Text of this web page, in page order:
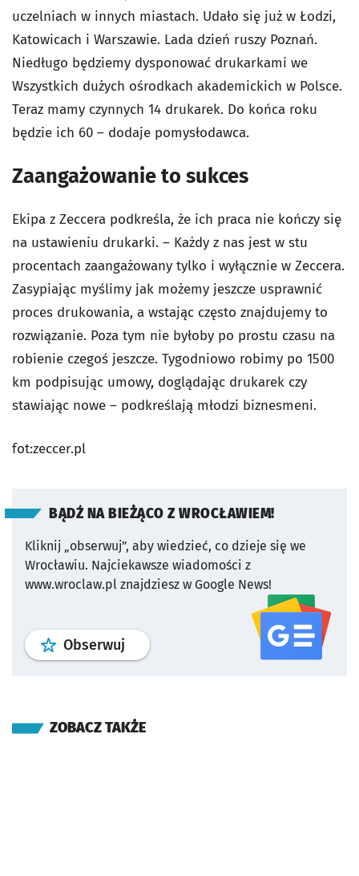
uczelniach w innych miastach. Udało się już w Łodzi,
Katowicach i Warszawie. Lada dzień ruszy Poznań.
Niedługo będziemy dysponować drukarkami we
Wszystkich dużych ośrodkach akademickich w Polsce.
Teraz mamy czynnych 14 drukarek. Do końca roku
będzie ich 60 – dodaje pomysłodawca.
Zaangażowanie to sukces
Ekipa z Zeccera podkreśla, że ich praca nie kończy się
na ustawieniu drukarki. – Każdy z nas jest w stu
procentach zaangażowany tylko i wyłącznie w Zeccera.
Zasypiając myślimy jak możemy jeszcze usprawnić
proces drukowania, a wstając często znajdujemy to
rozwiązanie. Poza tym nie byłoby po prostu czasu na
robienie czegoś jeszcze. Tygodniowo robimy po 1500
km podpisując umowy, doglądając drukarek czy
stawiając nowe – podkreślają młodzi biznesmeni.
fot:zeccer.pl
BĄDŹ NA BIEŻĄCO Z WROCŁAWIEM!
Kliknij „obserwuj”, aby wiedzieć, co dzieje się we
Wrocławiu. Najciekawsze wiadomości z
www.wroclaw.pl znajdziesz w Google News!
Obserwuj profil serwisu
ZOBACZ TAKŻE